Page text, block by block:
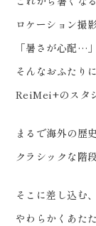
か？♡
Life is
を、とも
県郡山市
わせ番
見学、
ロケーション撮
「暑さが心配…」
そんなおふたり
ReiMei+のスタ
まるで海外の歴
クラシックな階段
そこに差し込む、
やわらかくあた